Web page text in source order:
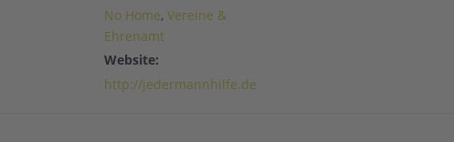
No Home, Vereine &
Ehrenamt
Website:
http://jedermannhilfe.de